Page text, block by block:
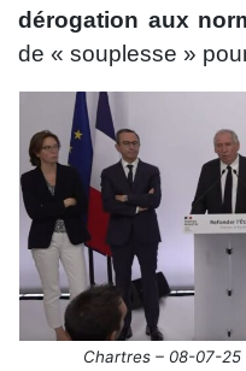
dérogation aux
de « souplesse »
Chartres – 08-07-25